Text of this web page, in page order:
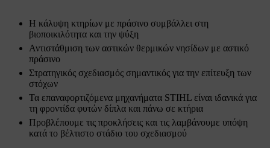
Η κάλυψη κτηρίων με πράσινο συμβάλλει στη
βιοποικιλότητα και την ψύξη
Αντιστάθμιση των αστικών θερμικών νησίδων με αστικό
πράσινο
Στρατηγικός σχεδιασμός σημαντικός για την επίτευξη των
στόχων
Τα επαναφορτιζόμενα μηχανήματα STIHL είναι ιδανικά για
τη φροντίδα φυτών δίπλα και πάνω σε κτήρια
Προβλέπουμε τις προκλήσεις και τις λαμβάνουμε υπόψη
κατά το βέλτιστο στάδιο του σχεδιασμού